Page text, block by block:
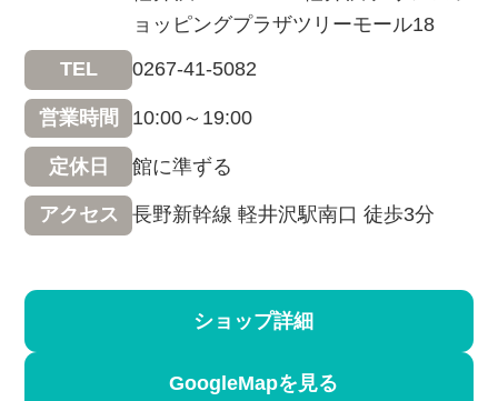
ョッピングプラザツリーモール18
TEL 0267-41-5082
営業時間 10:00～19:00
定休日 館に準ずる
アクセス 長野新幹線 軽井沢駅南口 徒歩3分
ショップ詳細
GoogleMapを見る